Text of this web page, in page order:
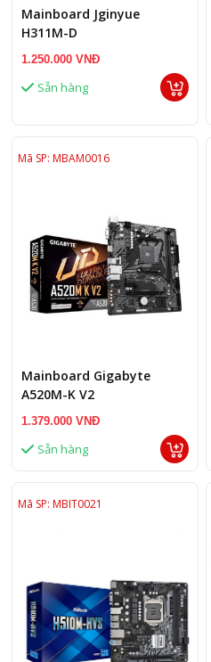
Mainboard Jginyue
H311M-D
1.250.000 VNĐ
Sẵn hàng
Mã SP: MBAM0016
Mainboard Gigabyte
A520M-K V2
1.379.000 VNĐ
Sẵn hàng
Mã SP: MBIT0021